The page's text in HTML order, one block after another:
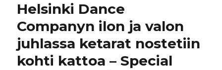
Helsinki Dance
Companyn ilon ja valon
juhlassa ketarat nostetiin
kohti kattoa – Special